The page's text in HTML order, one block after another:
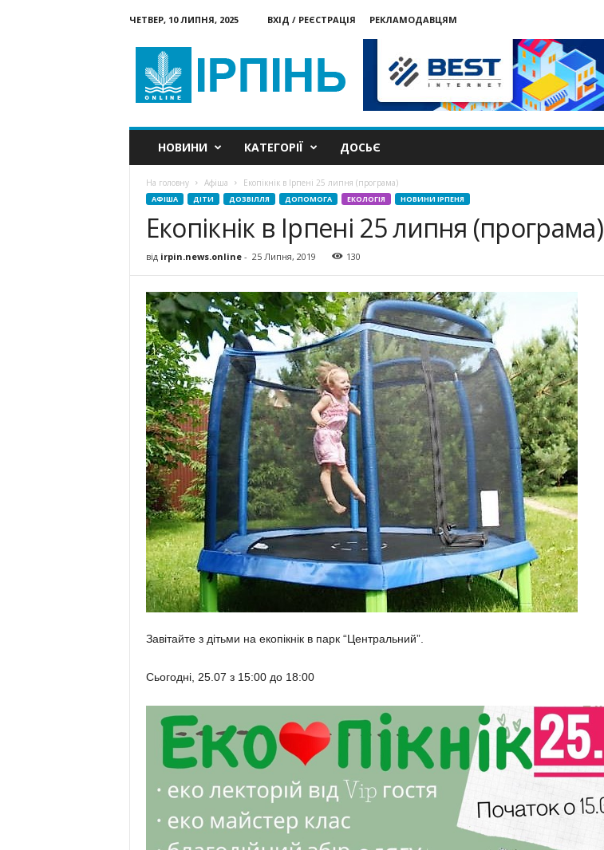
ЧЕТВЕР, 10 ЛИПНЯ, 2025 ВХІД / РЕЄСТРАЦІЯ
РЕКЛАМОДАВЦЯМ
онлайн
НОВИНИ КАТЕГОРІЇ ДОСЬЄ
На головну Афіша Екопікнік в Ірпені 25 липня (програма)
АФІША ДІТИ ДОЗВІЛЛЯ ДОПОМОГА ЕКОЛОГІЯ НОВИНИ ІРПЕНЯ
Екопікнік в Ірпені 25 липня (програма)
від irpin.news.online- 25 Липня, 2019 130
Завітайте з дітьми на екопікнік в парк “Центральний”.
Сьогодні, 25.07 з 15:00 до 18:00